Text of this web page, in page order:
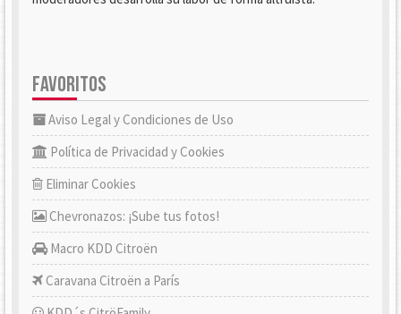
FAVORITOS
Aviso Legal y Condiciones de Uso
Política de Privacidad y Cookies
Eliminar Cookies
Chevronazos: ¡Sube tus fotos!
Macro KDD Citroën
Caravana Citroën a París